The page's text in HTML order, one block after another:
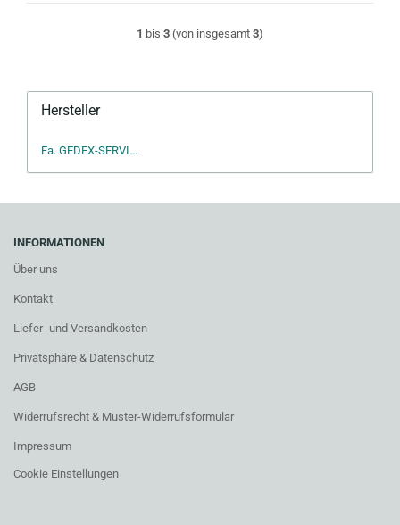
1 bis 3 (von insgesamt 3)
Hersteller
Fa. GEDEX-SERVI...
INFORMATIONEN
Über uns
Kontakt
Liefer- und Versandkosten
Privatsphäre & Datenschutz
AGB
Widerrufsrecht & Muster-Widerrufsformular
Impressum
Cookie Einstellungen